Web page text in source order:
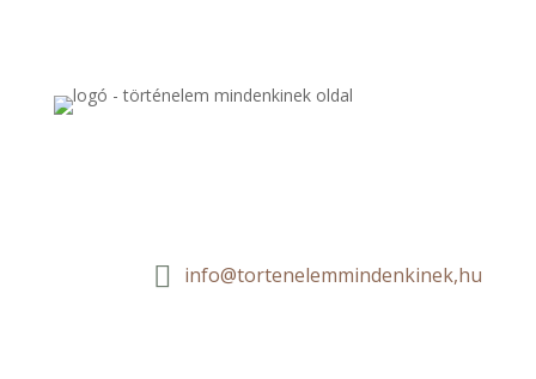
 info@tortenelemmindenkinek,hu